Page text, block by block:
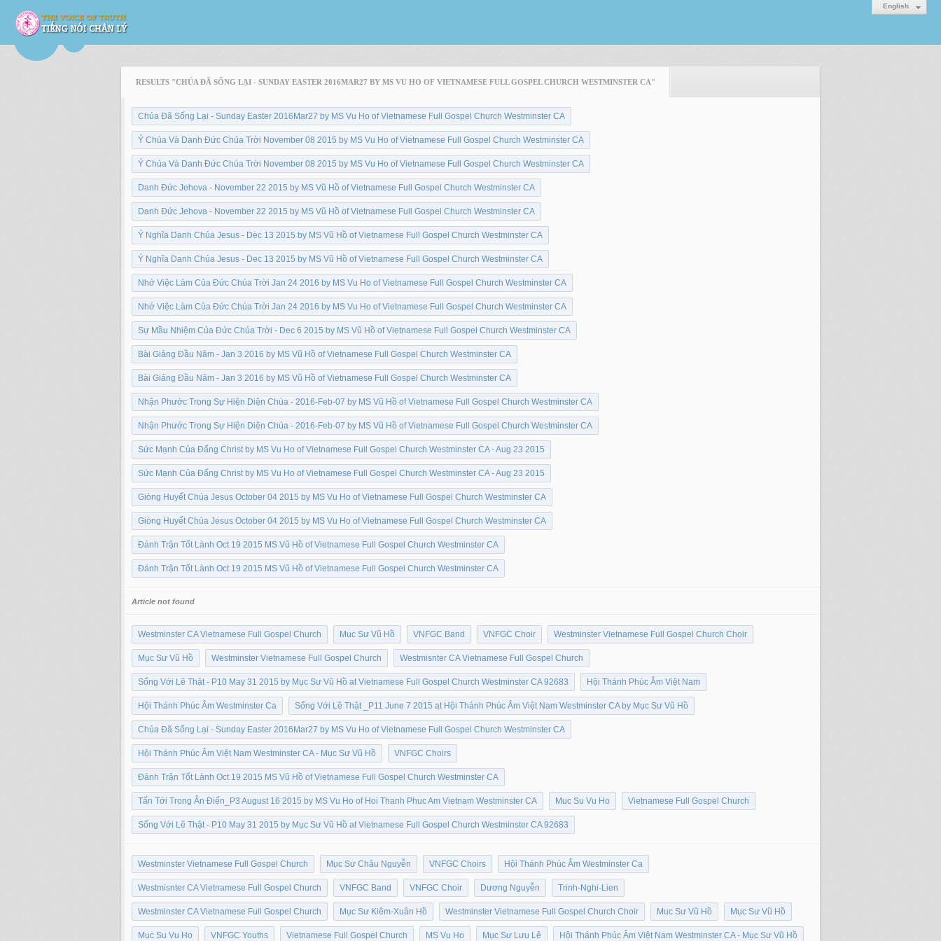
English
RESULTS "CHÚA ĐÃ SỐNG LẠI - SUNDAY EASTER 2016MAR27 BY MS VU HO OF VIETNAMESE FULL GOSPEL CHURCH WESTMINSTER CA"
Chúa Đã Sống Lại - Sunday Easter 2016Mar27 by MS Vu Ho of Vietnamese Full Gospel Church Westminster CA
Ý Chúa Và Danh Đức Chúa Trời November 08 2015 by MS Vu Ho of Vietnamese Full Gospel Church Westminster CA
Ý Chúa Và Danh Đức Chúa Trời November 08 2015 by MS Vu Ho of Vietnamese Full Gospel Church Westminster CA
Danh Đức Jehova - November 22 2015 by MS Vũ Hồ of Vietnamese Full Gospel Church Westminster CA
Danh Đức Jehova - November 22 2015 by MS Vũ Hồ of Vietnamese Full Gospel Church Westminster CA
Ý Nghĩa Danh Chúa Jesus - Dec 13 2015 by MS Vũ Hồ of Vietnamese Full Gospel Church Westminster CA
Ý Nghĩa Danh Chúa Jesus - Dec 13 2015 by MS Vũ Hồ of Vietnamese Full Gospel Church Westminster CA
Nhớ Việc Làm Của Đức Chúa Trời Jan 24 2016 by MS Vu Ho of Vietnamese Full Gospel Church Westminster CA
Nhớ Việc Làm Của Đức Chúa Trời Jan 24 2016 by MS Vu Ho of Vietnamese Full Gospel Church Westminster CA
Sự Mầu Nhiệm Của Đức Chúa Trời - Dec 6 2015 by MS Vũ Hồ of Vietnamese Full Gospel Church Westminster CA
Bài Giảng Đầu Năm - Jan 3 2016 by MS Vũ Hồ of Vietnamese Full Gospel Church Westminster CA
Bài Giảng Đầu Năm - Jan 3 2016 by MS Vũ Hồ of Vietnamese Full Gospel Church Westminster CA
Nhận Phước Trong Sự Hiện Diện Chúa - 2016-Feb-07 by MS Vũ Hồ of Vietnamese Full Gospel Church Westminster CA
Nhận Phước Trong Sự Hiện Diện Chúa - 2016-Feb-07 by MS Vũ Hồ of Vietnamese Full Gospel Church Westminster CA
Sức Mạnh Của Đấng Christ by MS Vu Ho of Vietnamese Full Gospel Church Westminster CA - Aug 23 2015
Sức Mạnh Của Đấng Christ by MS Vu Ho of Vietnamese Full Gospel Church Westminster CA - Aug 23 2015
Giòng Huyết Chúa Jesus October 04 2015 by MS Vu Ho of Vietnamese Full Gospel Church Westminster CA
Giòng Huyết Chúa Jesus October 04 2015 by MS Vu Ho of Vietnamese Full Gospel Church Westminster CA
Đánh Trận Tốt Lành Oct 19 2015 MS Vũ Hồ of Vietnamese Full Gospel Church Westminster CA
Đánh Trận Tốt Lành Oct 19 2015 MS Vũ Hồ of Vietnamese Full Gospel Church Westminster CA
Article not found
Westminster CA Vietnamese Full Gospel Church Muc Sư Vũ Hồ VNFGC Band VNFGC Choir Westminster Vietnamese Full Gospel Church Choir
Mục Sư Vũ Hồ Westminster Vietnamese Full Gospel Church Westmisnter CA Vietnamese Full Gospel Church
Sống Với Lẽ Thật - P10 May 31 2015 by Mục Sư Vũ Hồ at Vietnamese Full Gospel Church Westminster CA 92683 Hội Thánh Phúc Âm Việt Nam
Hội Thánh Phúc Âm Westminster Ca Sống Với Lẽ Thật _P11 June 7 2015 at Hội Thánh Phúc Âm Việt Nam Westminster CA by Mục Sư Vũ Hồ
Chúa Đã Sống Lại - Sunday Easter 2016Mar27 by MS Vu Ho of Vietnamese Full Gospel Church Westminster CA
Hội Thánh Phúc Âm Việt Nam Westminster CA - Mục Sư Vũ Hồ VNFGC Choirs
Đánh Trận Tốt Lành Oct 19 2015 MS Vũ Hồ of Vietnamese Full Gospel Church Westminster CA
Tấn Tới Trong Ân Điển_P3 August 16 2015 by MS Vu Ho of Hoi Thanh Phuc Am Vietnam Westminster CA Muc Su Vu Ho Vietnamese Full Gospel Church
Sống Với Lẽ Thật - P10 May 31 2015 by Mục Sư Vũ Hồ at Vietnamese Full Gospel Church Westminster CA 92683
Westminster Vietnamese Full Gospel Church Mục Sư Châu Nguyễn VNFGC Choirs Hội Thánh Phúc Âm Westminster Ca
Westmisnter CA Vietnamese Full Gospel Church VNFGC Band VNFGC Choir Dương Nguyễn Trinh-Nghi-Lien
Westminster CA Vietnamese Full Gospel Church Mục Sư Kiêm-Xuân Hồ Westminster Vietnamese Full Gospel Church Choir Muc Sư Vũ Hồ Mục Sư Vũ Hồ
Muc Su Vu Ho VNFGC Youths Vietnamese Full Gospel Church MS Vu Ho Mục Sư Lưu Lê Hội Thánh Phúc Âm Việt Nam Westminster CA - Mục Sư Vũ Hồ